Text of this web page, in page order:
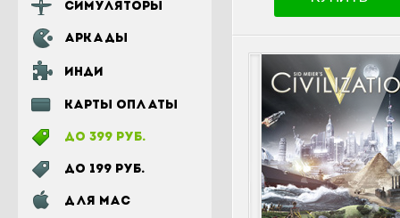
Симуляторы
Аркады
Инди
Карты оплаты
До 399 руб.
До 199 руб.
для MAC